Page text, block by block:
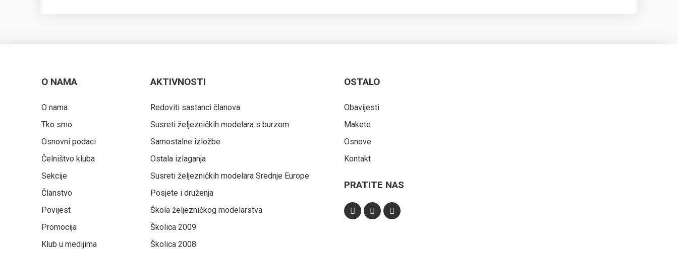
O NAMA
O nama
Tko smo
Osnovni podaci
Čelništvo kluba
Sekcije
Članstvo
Povijest
Promocija
Klub u medijima
AKTIVNOSTI
Redoviti sastanci članova
Susreti željezničkih modelara s burzom
Samostalne izložbe
Ostala izlaganja
Susreti željezničkih modelara Srednje Europe
Posjete i druženja
Škola željezničkog modelarstva
Školica 2009
Školica 2008
OSTALO
Obavijesti
Makete
Osnove
Kontakt
PRATITE NAS